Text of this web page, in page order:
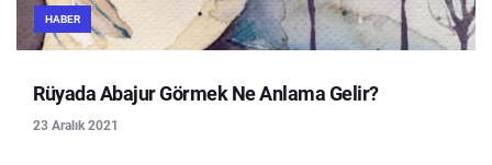
HABER
Rüyada Abajur Görmek Ne Anlama Gelir?
23 Aralık 2021